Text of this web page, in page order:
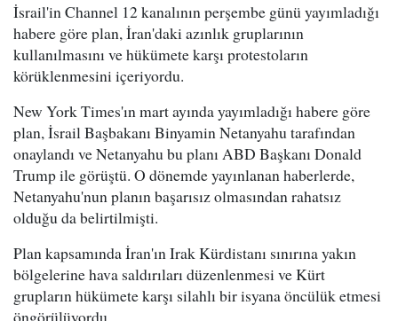
İsrail'in Channel 12 kanalının perşembe günü yayımladığı
habere göre plan, İran'daki azınlık gruplarının
kullanılmasını ve hükümete karşı protestoların
körüklenmesini içeriyordu.
New York Times'ın mart ayında yayımladığı habere göre
plan, İsrail Başbakanı Binyamin Netanyahu tarafından
onaylandı ve Netanyahu bu planı ABD Başkanı Donald
Trump ile görüştü. O dönemde yayınlanan haberlerde,
Netanyahu'nun planın başarısız olmasından rahatsız
olduğu da belirtilmişti.
Plan kapsamında İran'ın Irak Kürdistanı sınırına yakın
bölgelerine hava saldırıları düzenlenmesi ve Kürt
grupların hükümete karşı silahlı bir isyana öncülük etmesi
öngörülüyordu.